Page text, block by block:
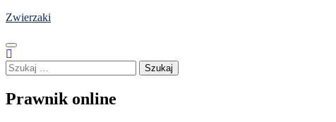
Skip
content
Zwierzaki
Szukaj:
Prawnik online